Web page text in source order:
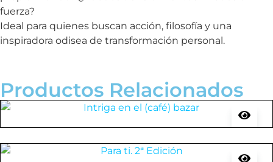
fuerza?
Ideal para quienes buscan acción, filosofía y una
inspiradora odisea de transformación personal.
Productos Relacionados